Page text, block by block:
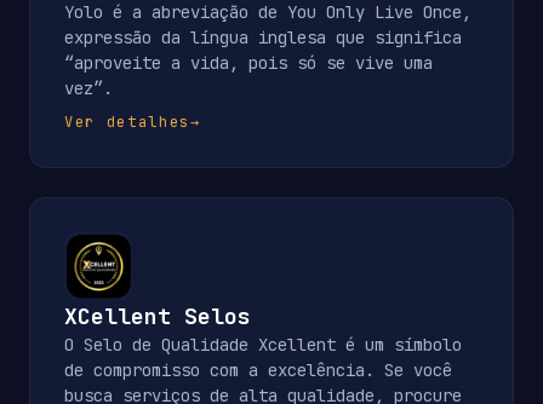
Yolo é a abreviação de You Only Live Once,
expressão da língua inglesa que significa
“aproveite a vida, pois só se vive uma
vez”.
Ver detalhes→
XCellent Selos
O Selo de Qualidade Xcellent é um símbolo
de compromisso com a excelência. Se você
busca serviços de alta qualidade, procure